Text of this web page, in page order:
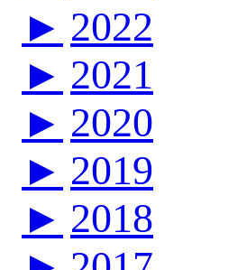
► 2022
► 2021
► 2020
► 2019
► 2018